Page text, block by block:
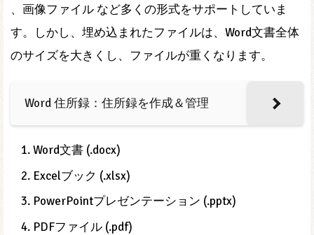
、画像ファイル など多くの形式をサポートしていま
す。しかし、埋め込まれたファイルは、Word文書全体
のサイズを大きくし、ファイルが重くなります。
Word 住所録：住所録を作成＆管理
Word文書 (.docx)
Excelブック (.xlsx)
PowerPointプレゼンテーション (.pptx)
PDFファイル (.pdf)